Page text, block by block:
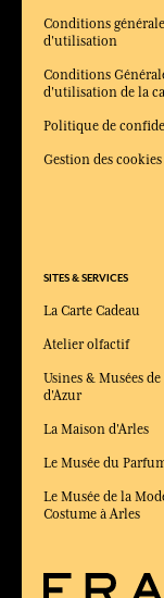
Conditions
d'utilisation
Conditions
d'utilisation de la
Politique de
Gestion des cookies
SITES & SERVICES
La Carte Cadeau
Atelier olfactif
Usines & Musées
d'Azur
La Maison d'Arles
Le Musée du
Le Musée de la
Costume à Arles